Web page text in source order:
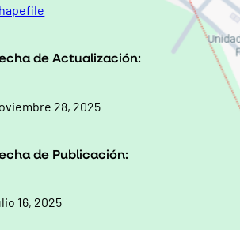
de Actualización:
28, 2025
de Publicación:
16, 2025